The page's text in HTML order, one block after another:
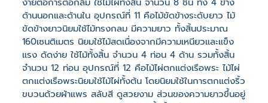
ด้านนอกและด้านใน อุปกรณ์ที่ 11 คือไม้ขัดข้างระดับยาว ไม้
ขัดข้างยาวนิยมใช้ไม้ทรงกลม มีความยาว ทั้งสิ้นประมาณ
160เซนติเมตร นิยมใช้ไม้สดเนื่องจากมีความเหนียวและแข็ง
แรง ดัดง่าย ใช้ไม้ทั้งสิ้น จำนวน 4 ท่อน 4 ด้าน รวมทั้งสิ้น
จำนวน 12 ท่อน อุปกรณ์ที่ 12 คือไม้ไผ่ตกแต่งเรือพระ ไม้ไผ่
ตกแต่งเรือพระนิยมใช้ไม้ไผ่ทั้งต้น โดยนิยมใช้ในการตกแต่งริ้ว
ขบวนด้วยผ้าแพร สลับสี ดูสวยงาม ส่วนของความยาวขึ้นอยู่